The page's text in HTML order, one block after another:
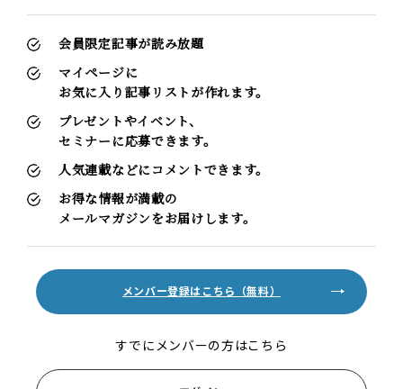
会員限定記事が読み放題
マイページに
お気に入り記事リストが作れます。
プレゼントやイベント、
セミナーに応募できます。
人気連載などにコメントできます。
お得な情報が満載の
メールマガジンをお届けします。
メンバー登録はこちら（無料）
すでにメンバーの方はこちら